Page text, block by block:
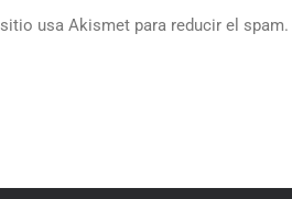
usa Akismet para reducir el spam.